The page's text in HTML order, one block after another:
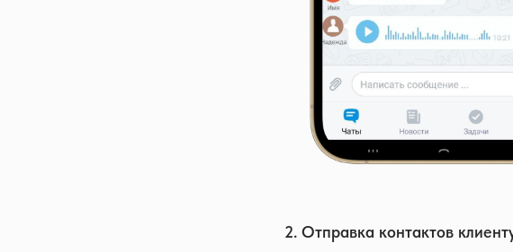
2. Отправка контактов